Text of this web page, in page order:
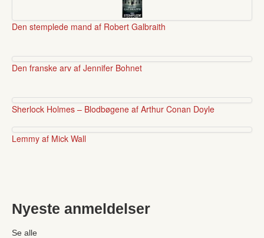
Den stemplede mand af Robert Galbraith
Den franske arv af Jennifer Bohnet
Sherlock Holmes – Blodbøgene af Arthur Conan Doyle
Lemmy af Mick Wall
Nyeste anmeldelser
Se alle